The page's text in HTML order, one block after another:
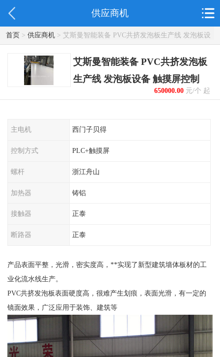
供应商机
首页> 供应商机> 艾斯曼智能装备 PVC共挤发泡板生产线 发泡板设
备 触摸屏控制
艾斯曼智能装备 PVC共挤发泡板
生产线 发泡板设备 触摸屏控制
650000.00元/个 起
主电机 西门子贝得
控制方式 PLC+触摸屏
螺杆 浙江舟山
加热器 铸铝
接触器 正泰
断路器 正泰
产品表面平整，光滑，密实度高，**实现了新型建筑墙体板材的工
业化流水线生产。
PVC共挤发泡板表面硬度高，很难产生划痕，表面光滑，有一定的
镜面效果，广泛应用于装饰、建筑等